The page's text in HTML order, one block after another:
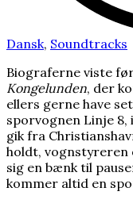
Dansk, Soundtracks
Biograferne viste
Kongelunden, der
ellers gerne have
sporvognen Linje
gik fra
holdt, vognstyreren
sig en bænk til
kommer altid en